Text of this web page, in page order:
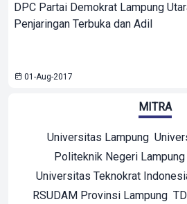
DPC Partai Demokrat Lampung
Penjaringan Terbuka dan Adil
01-Aug-2017
MITRA
Universitas Lampung
Politeknik Negeri Lampung
Universitas Teknokrat
RSUDAM Provinsi Lampung